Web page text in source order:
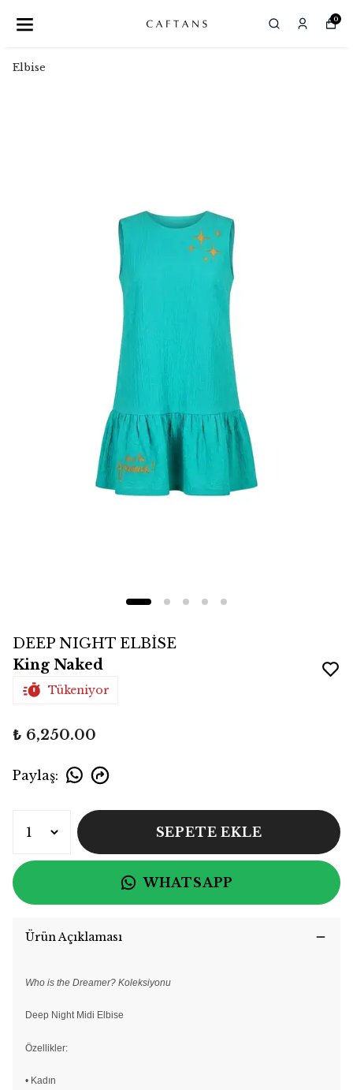
0
Elbise
DEEP NIGHT ELBİSE
King Naked
Tükeniyor
₺ 6,250.00
Paylaş:
SEPETE EKLE
WHATSAPP
Ürün Açıklaması
Who is the Dreamer? Koleksiyonu
Deep Night Midi Elbise
Özellikler:
• Kadın